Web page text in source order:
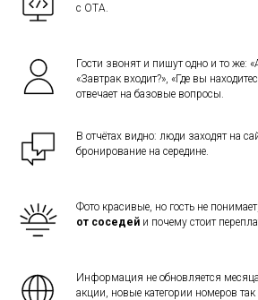
с OTA.
Гости звонят и пишут одно и то же:
«Завтрак входит?», «Где вы
отвечает на базовые вопросы.
В отчётах видно: люди заходят на
бронирование на середине.
Фото красивые, но гость не понимает,
от соседей и почему стоит
Информация не обновляется
акции, новые категории номеров